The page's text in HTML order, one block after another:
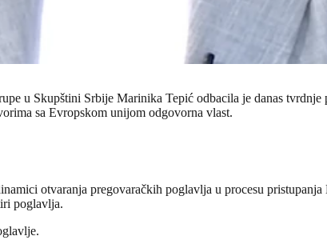
u Skupštini Srbije Marinika Tepić odbacila je danas
sa Evropskom unijom odgovorna vlast.
otvaranja pregovaračkih poglavlja u procesu
poglavlja.